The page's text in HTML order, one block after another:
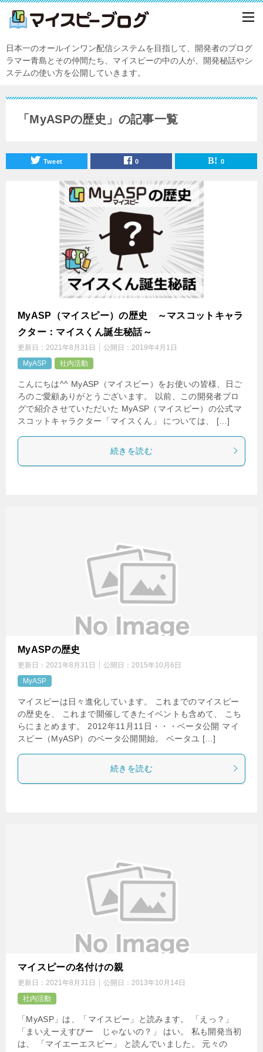
日本一のオールインワン配信システムを目指して、開発者のプログ
ラマー青島とその仲間たち、マイスピーの中の人が、開発秘話やシ
ステムの使い方を公開していきます。
「MyASPの歴史」の記事一覧
Tweet 0 0
MyASP（マイスピー）の歴史 ～マスコットキャラ
クター：マイスくん誕生秘話～
更新日： 2021年8月31日 公開日： 2019年4月1日
MyASP
社内活動
こんにちは^^ MyASP（マイスピー）をお使いの皆様、日ご
ろのご愛顧ありがとうございます。 以前、この開発者ブロ
グで紹介させていただいた MyASP（マイスピー）の公式マ
スコットキャラクター「マイスくん」 については、 […]
続きを読む
MyASPの歴史
更新日： 2021年8月31日 公開日： 2015年10月6日
MyASP
マイスピーは日々進化しています。 これまでのマイスピー
の歴史を、 これまで開催してきたイベントも含めて、 こち
らにまとめます。 2012年11月11日・・・ベータ公開 マイ
スピー（MyASP）のベータ公開開始。 ベータユ […]
続きを読む
マイスピーの名付けの親
更新日： 2021年8月31日 公開日： 2013年10月14日
社内活動
「MyASP」は、「マイスピー」と読みます。 「えっ？」
「まいえーえすぴー じゃないの？」 はい。 私も開発当初
は、 「マイエーエスピー」 と読んでいました。 元々の